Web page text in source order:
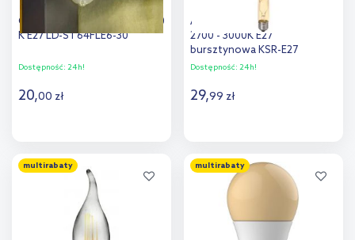
GTV żarówka LED 1x6 W 3000
K E27 LD-ST64FLE6-30
Dostępność: 24h!
20,00 zł
Dodaj do
porównania
Abigali Amber żarówka 1x6W
2700 - 3000K E27
bursztynowa KSR-E27
Dostępność: 24h!
29,99 zł
Dodaj do
porównania
multirabaty multirabaty